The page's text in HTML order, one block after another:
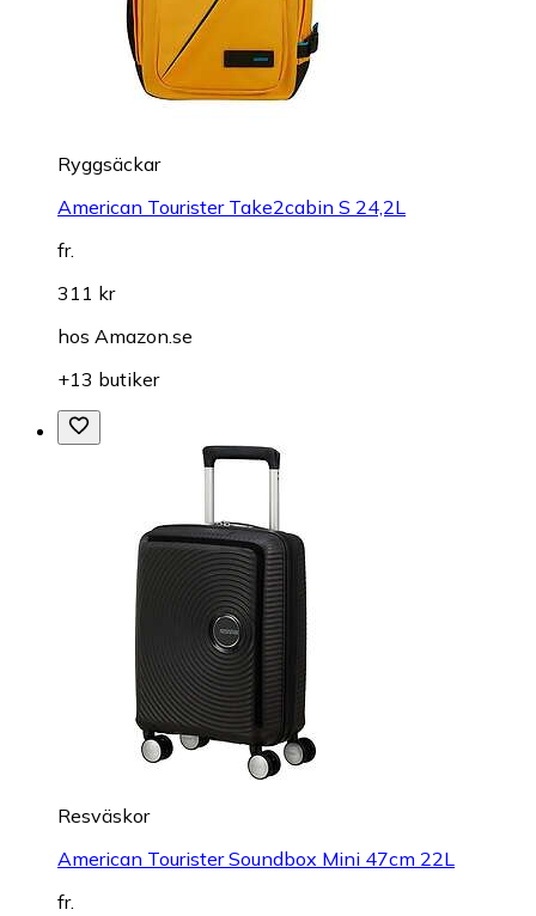
Ryggsäckar
American Tourister Take2cabin S 24,2L
fr.
311 kr
hos Amazon.se
+13 butiker
Resväskor
American Tourister Soundbox Mini 47cm 22L
fr.